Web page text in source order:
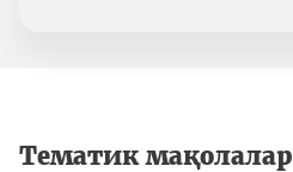
Тематик мақолалар